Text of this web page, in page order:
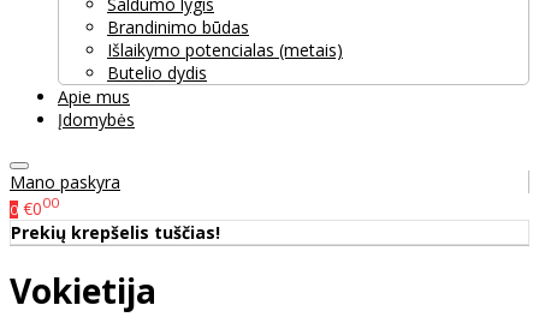
Brandinimo būdas
Išlaikymo potencialas (metais)
Butelio dydis
Apie mus
Įdomybės
Mano paskyra
0 €000
Prekių krepšelis tuščias!
Vokietija